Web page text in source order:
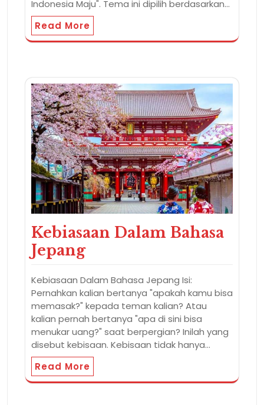
Indonesia Maju". Tema ini dipilih berdasarkan…
Read More
Kebiasaan Dalam Bahasa
Jepang
Kebiasaan Dalam Bahasa Jepang Isi:
Pernahkan kalian bertanya "apakah kamu bisa
memasak?" kepada teman kalian? Atau
kalian pernah bertanya "apa di sini bisa
menukar uang?" saat berpergian? Inilah yang
disebut kebisaan. Kebisaan tidak hanya…
Read More